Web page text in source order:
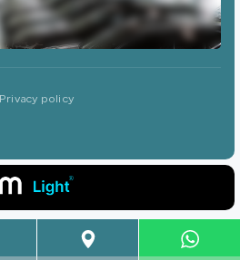
info@lsnlease.nl
Gorredijk
Privacy policy